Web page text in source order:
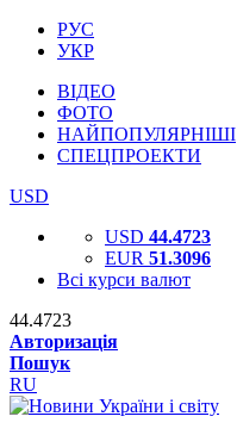
РУС
УКР
ВІДЕО
ФОТО
НАЙПОПУЛЯРНІШІ
СПЕЦПРОЕКТИ
USD
USD 44.4723
EUR 51.3096
Всі курси валют
44.4723
Авторизація
Пошук
RU